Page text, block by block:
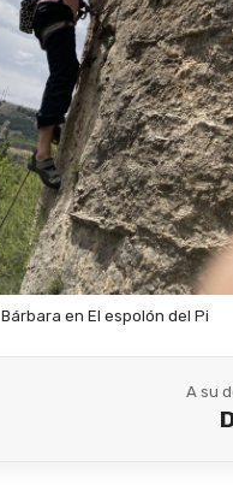
Bárbara en El espolón del Pi
A su